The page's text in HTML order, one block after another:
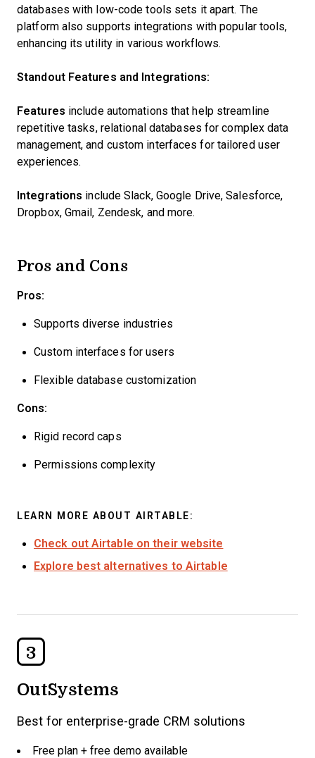
databases with low-code tools sets it apart. The
platform also supports integrations with popular tools,
enhancing its utility in various workflows.
Standout Features and Integrations:
Features include automations that help streamline
repetitive tasks, relational databases for complex data
management, and custom interfaces for tailored user
experiences.
Integrations include Slack, Google Drive, Salesforce,
Dropbox, Gmail, Zendesk, and more.
Pros and Cons
Pros:
Supports diverse industries
Custom interfaces for users
Flexible database customization
Cons:
Rigid record caps
Permissions complexity
LEARN MORE ABOUT AIRTABLE:
Check out Airtable on their website
Explore best alternatives to Airtable
3
OutSystems
Best for enterprise-grade CRM solutions
Free plan + free demo available